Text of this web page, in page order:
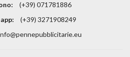
(+39) 071781886
(+39) 3271908249